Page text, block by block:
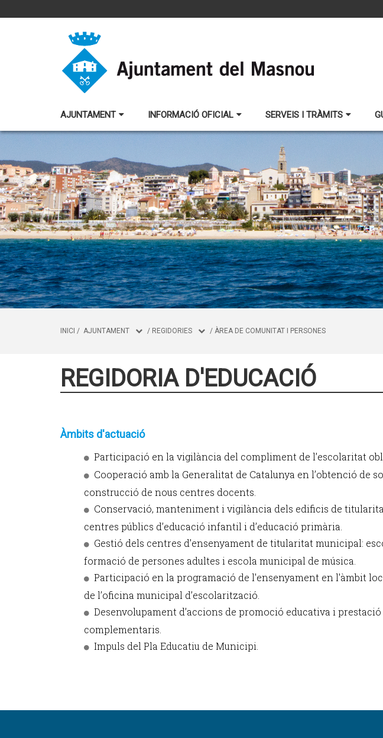
AJUNTAMENT INFORMACIÓ OFICIAL SERVEIS I TRÀMITS
INICI / AJUNTAMENT / REGIDORIES / ÀREA DE COMUNITAT I PERSONES
REGIDORIA D'EDUCACIÓ
Àmbits d'actuació
Participació en la vigilància del compliment de l’escolaritat
Cooperació amb la Generalitat de Catalunya en l’obtenció de
construcció de nous centres docents.
Conservació, manteniment i vigilància dels edificis de
centres públics d’educació infantil i d’educació primària.
Gestió dels centres d’ensenyament de titularitat municipal:
formació de persones adultes i escola municipal de música.
Participació en la programació de l'ensenyament en l'àmbit
de l’oficina municipal d’escolarització.
Desenvolupament d’accions de promoció educativa i
complementaris.
Impuls del Pla Educatiu de Municipi.